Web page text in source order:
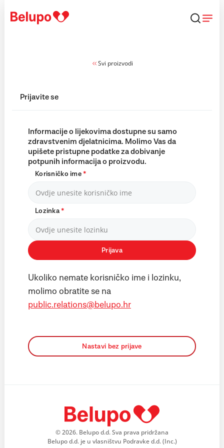
Svi proizvodi
Prijavite se
Informacije o lijekovima dostupne su samo
zdravstvenim djelatnicima. Molimo Vas da
upišete pristupne podatke za dobivanje
potpunih informacija o proizvodu.
Korisničko ime*
Lozinka*
Prijava
Ukoliko nemate korisničko ime i lozinku,
molimo obratite se na
public.relations@belupo.hr
Nastavi bez prijave
© 2026. Belupo d.d. Sva prava pridržana
Belupo d.d. je u vlasništvu Podravke d.d. (Inc.)